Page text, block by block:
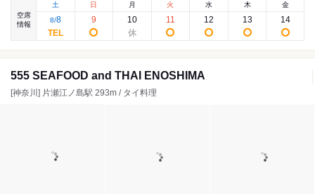
空席
情報
土
8/8
日
9
月
10
火
11
水
12
木
13
金
14
555 SEAFOOD and THAI ENOSHIMA
[神奈川] 片瀬江ノ島駅 293m / タイ料理